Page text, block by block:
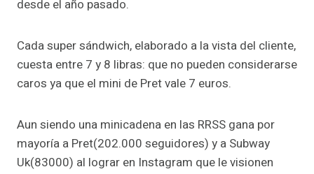
desde el año pasado.
Cada super sándwich, elaborado a la vista del cliente,
cuesta entre 7 y 8 libras: que no pueden considerarse
caros ya que el mini de Pret vale 7 euros.
Aun siendo una minicadena en las RRSS gana por
mayoría a Pret(202.000 seguidores) y a Subway
Uk(83000) al lograr en Instagram que le visionen